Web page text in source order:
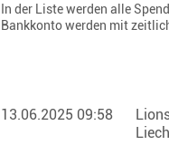
In der Liste werden alle
Bankkonto werden mit
13.06.2025 09:58